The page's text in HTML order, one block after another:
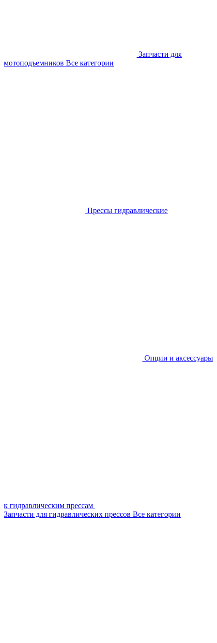
Запчасти для
мотоподъемников Все категории
Прессы гидравлические
Опции и аксессуары
к гидравлическим прессам
Запчасти для гидравлических прессов Все категории